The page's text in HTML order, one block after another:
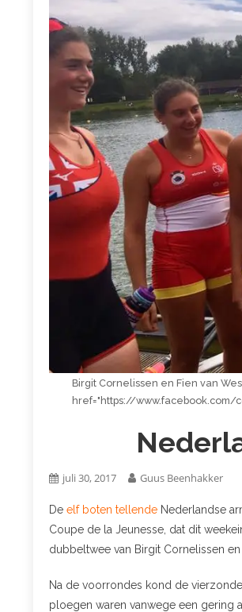
Birgit Cornelissen en Fien van
href="https://www.facebook.com/
juli 30, 2017 Guus Beenhakker
De elf boten tellende Nederlandse
Coupe de la Jeunesse, dat dit
dubbeltwee van Birgit Cornelissen
Na de voorrondes kond de
ploegen waren vanwege een gering